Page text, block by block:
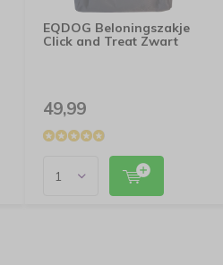
EQDOG Beloningszakje
Click and Treat Zwart
49,99